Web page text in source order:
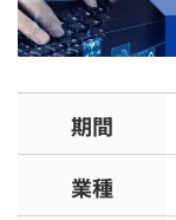
期間
業種